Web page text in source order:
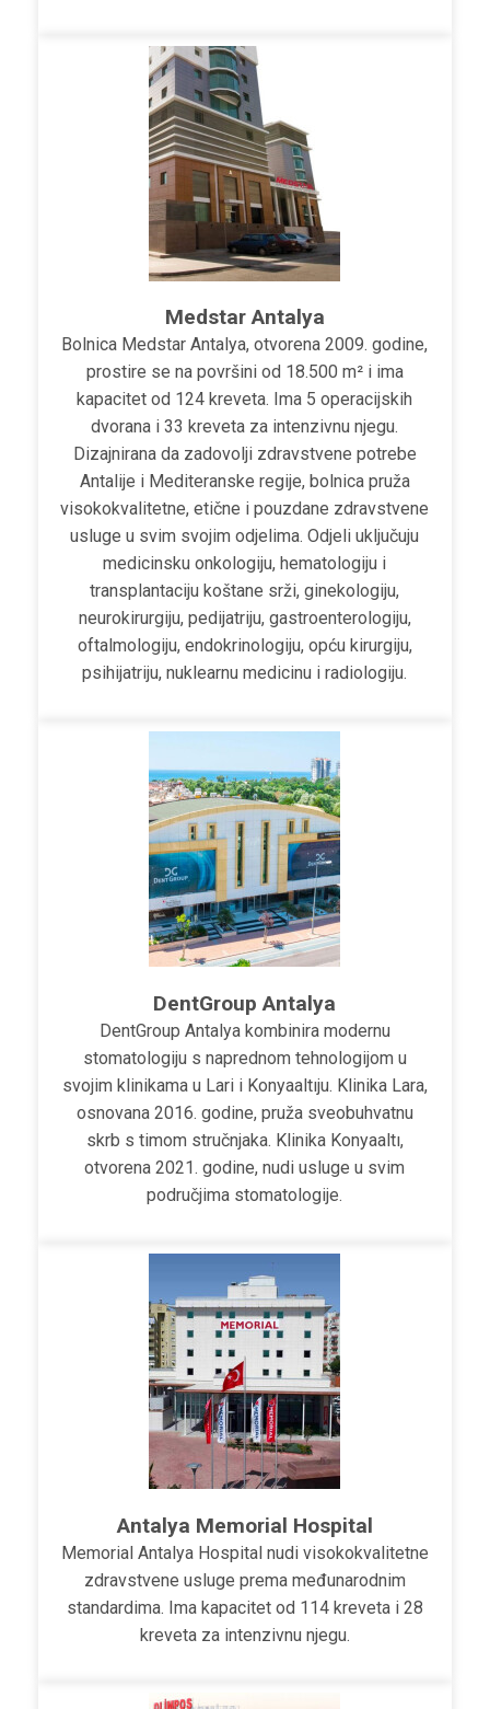
Medstar Antalya
Bolnica Medstar Antalya, otvorena 2009. godine,
prostire se na površini od 18.500 m² i ima
kapacitet od 124 kreveta. Ima 5 operacijskih
dvorana i 33 kreveta za intenzivnu njegu.
Dizajnirana da zadovolji zdravstvene potrebe
Antalije i Mediteranske regije, bolnica pruža
visokokvalitetne, etične i pouzdane zdravstvene
usluge u svim svojim odjelima. Odjeli uključuju
medicinsku onkologiju, hematologiju i
transplantaciju koštane srži, ginekologiju,
neurokirurgiju, pedijatriju, gastroenterologiju,
oftalmologiju, endokrinologiju, opću kirurgiju,
psihijatriju, nuklearnu medicinu i radiologiju.
DentGroup Antalya
DentGroup Antalya kombinira modernu
stomatologiju s naprednom tehnologijom u
svojim klinikama u Lari i Konyaaltıju. Klinika Lara,
osnovana 2016. godine, pruža sveobuhvatnu
skrb s timom stručnjaka. Klinika Konyaaltı,
otvorena 2021. godine, nudi usluge u svim
područjima stomatologije.
Antalya Memorial Hospital
Memorial Antalya Hospital nudi visokokvalitetne
zdravstvene usluge prema međunarodnim
standardima. Ima kapacitet od 114 kreveta i 28
kreveta za intenzivnu njegu.